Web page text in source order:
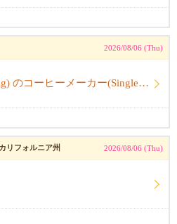
2026/08/06 (Thu)
キューリグ（Keurig) のコーヒーメーカー(Single Serve Coffee) Maker
リフォルニア州 2026/08/06 (Thu)